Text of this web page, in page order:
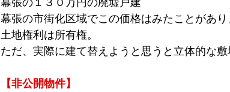
幕張の市街化区域でこの価格はみたことがあり
土地権利は所有権。
ただ、実際に建て替えようと思うと立体的な
【非公開物件】